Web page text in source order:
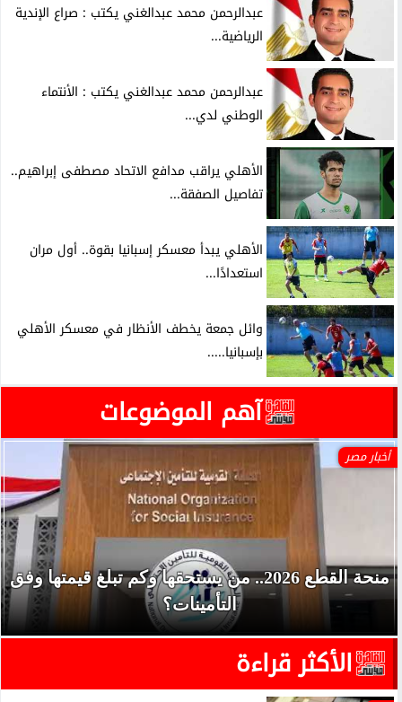
عبدالرحمن محمد عبدالغني يكتب : صراع الإندية
الرياضية...
عبدالرحمن محمد عبدالغني يكتب : الأنتماء
الوطني لدي...
الأهلي يراقب مدافع الاتحاد مصطفى إبراهيم..
تفاصيل الصفقة...
الأهلي يبدأ معسكر إسبانيا بقوة.. أول مران
استعدادًا...
وائل جمعة يخطف الأنظار في معسكر الأهلي
بإسبانيا.....
آهم الموضوعات
أخبار مصر
منحة القطع 2026.. من يستحقها وكم تبلغ قيمتها وفق
التأمينات؟
الأكثر قراءة